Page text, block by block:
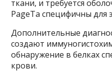
ткани, и требуется
PageTa специфичны для
Дополнительные
создают
обнаружение в белках
крови.